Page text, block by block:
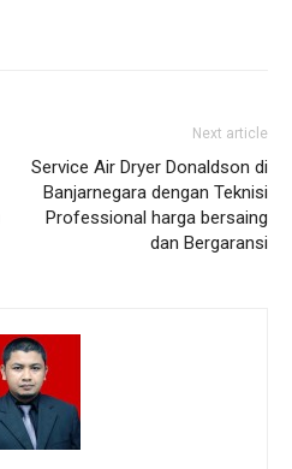
Next article
Service Air Dryer Donaldson di
Banjarnegara dengan Teknisi
Professional harga bersaing
dan Bergaransi